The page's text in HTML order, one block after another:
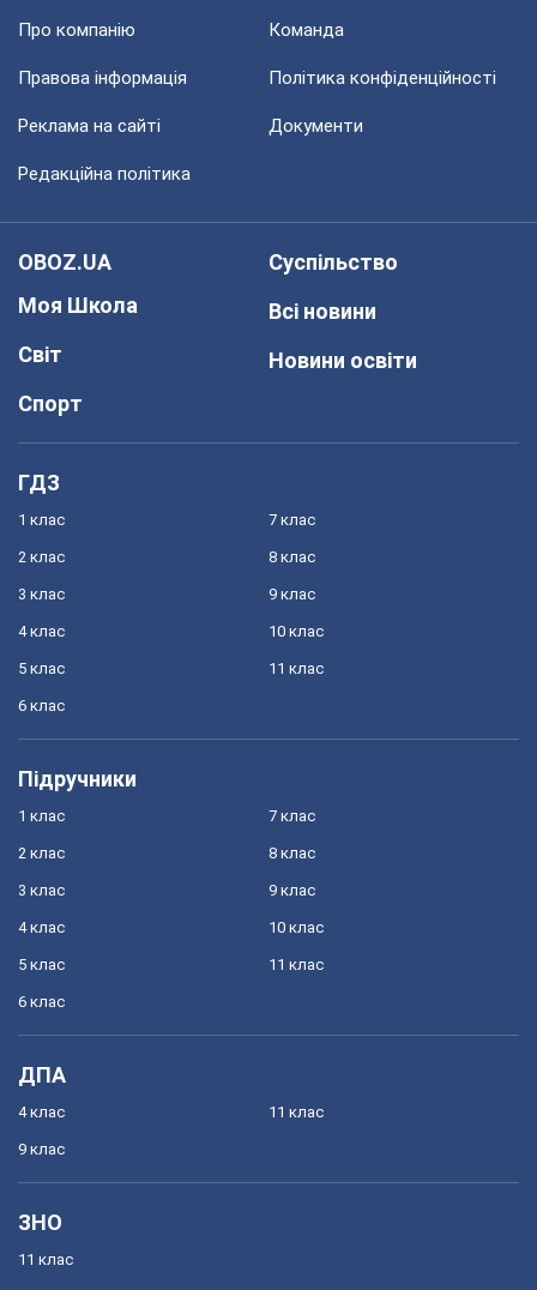
Про компанію Команда
Правова інформація Політика конфіденційності
Реклама на сайті Документи
Редакційна політика
OBOZ.UA
Моя Школа
Світ
Спорт
Суспільство
Всі новини
Новини освіти
ГДЗ
1 клас
2 клас
3 клас
4 клас
5 клас
6 клас
7 клас
8 клас
9 клас
10 клас
11 клас
Підручники
1 клас
2 клас
3 клас
4 клас
5 клас
6 клас
7 клас
8 клас
9 клас
10 клас
11 клас
ДПА
4 клас
9 клас
11 клас
ЗНО
11 клас